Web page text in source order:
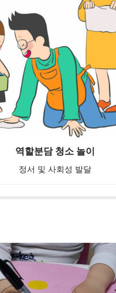
역할분담 청소 놀이
정서 및 사회성 발달